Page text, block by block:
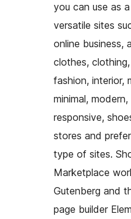
you can use as
versatile sites
online business,
clothes,
fashion, interior,
minimal,
responsive,
stores and
type of sites.
Marketplace
Gutenberg and
page builder